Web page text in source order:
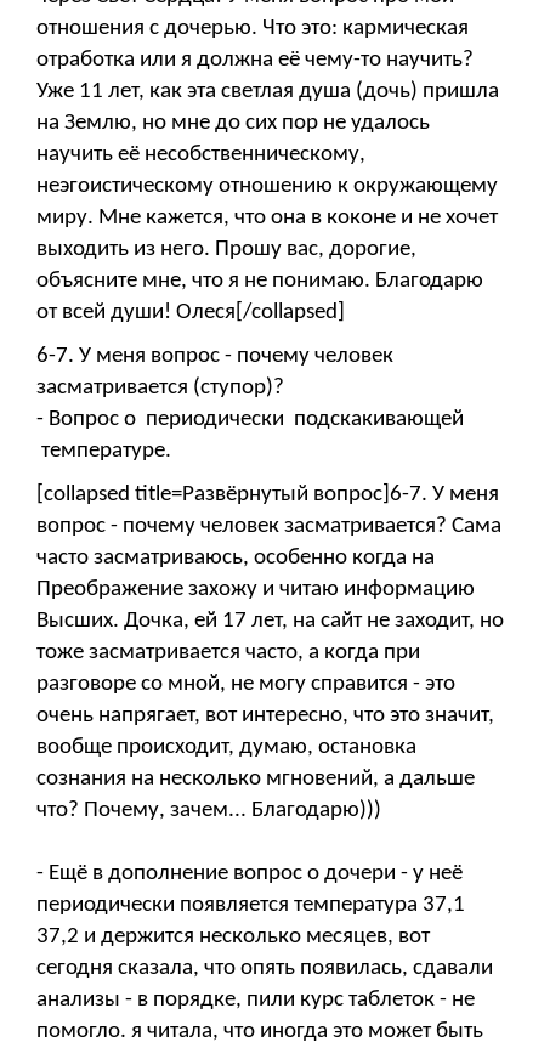
отношения с дочерью. Что это: кармическая
отработка или я должна её чему-то научить?
Уже 11 лет, как эта светлая душа (дочь) пришла
на Землю, но мне до сих пор не удалось
научить её несобственническому,
неэгоистическому отношению к окружающему
миру. Мне кажется, что она в коконе и не хочет
выходить из него. Прошу вас, дорогие,
объясните мне, что я не понимаю. Благодарю
от всей души! Олеся[/collapsed]
6-7. У меня вопрос - почему человек
засматривается (ступор)?
- Вопрос о периодически подскакивающей
температуре.
[collapsed title=Развёрнутый вопрос]6-7. У меня
вопрос - почему человек засматривается? Сама
часто засматриваюсь, особенно когда на
Преображение захожу и читаю информацию
Высших. Дочка, ей 17 лет, на сайт не заходит, но
тоже засматривается часто, а когда при
разговоре со мной, не могу справится - это
очень напрягает, вот интересно, что это значит,
вообще происходит, думаю, остановка
сознания на несколько мгновений, а дальше
что? Почему, зачем... Благодарю)))
- Ещё в дополнение вопрос о дочери - у неё
периодически появляется температура 37,1
37,2 и держится несколько месяцев, вот
сегодня сказала, что опять появилась, сдавали
анализы - в порядке, пили курс таблеток - не
помогло. я читала, что иногда это может быть